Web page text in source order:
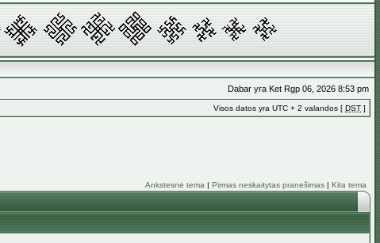
Dabar yra Ket Rgp 06, 2026 8:53 pm
Visos datos yra UTC + 2 valandos [ DST ]
Ankstesnė tema | Pirmas neskaitytas pranešimas | Kita tema